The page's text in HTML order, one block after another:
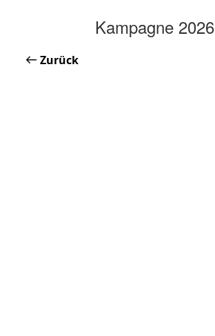
Kampagne 2026
Zurück